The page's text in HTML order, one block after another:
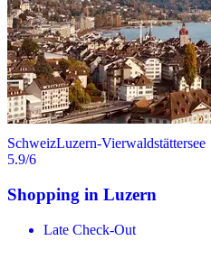
SchweizLuzern-Vierwaldstättersee
5.9/6
Shopping in Luzern
Late Check-Out